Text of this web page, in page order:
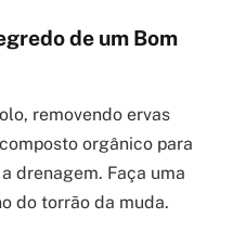
de um Bom
removendo ervas
orgânico para
drenagem. Faça uma
do torrão da muda.